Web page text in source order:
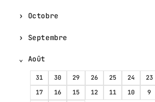
Octobre
Septembre
Août
31 30 29 26 25 24 23
17
16 15 12 11 10 9